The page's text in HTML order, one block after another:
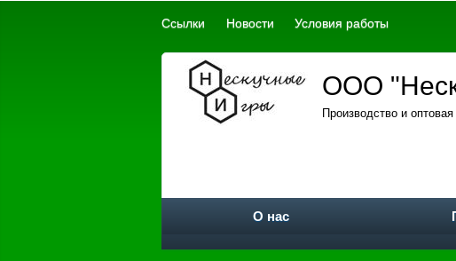
Ссылки Новости Условия работы
ООО
Производство и
О нас